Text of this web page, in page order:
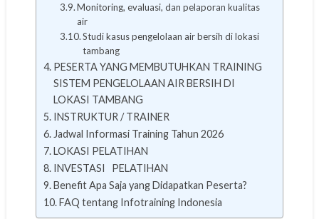
Monitoring, evaluasi, dan pelaporan kualitas
air
Studi kasus pengelolaan air bersih di lokasi
tambang
PESERTA YANG MEMBUTUHKAN TRAINING
SISTEM PENGELOLAAN AIR BERSIH DI
LOKASI TAMBANG
INSTRUKTUR / TRAINER
Jadwal Informasi Training Tahun 2026
LOKASI PELATIHAN
INVESTASI PELATIHAN
Benefit Apa Saja yang Didapatkan Peserta?
FAQ tentang Infotraining Indonesia